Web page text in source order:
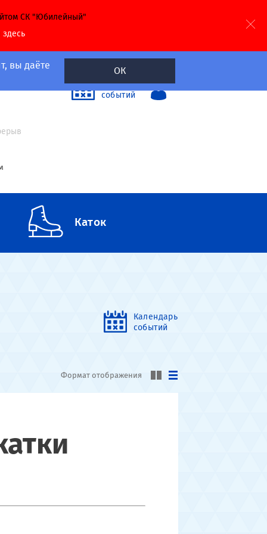
вы даёте ОК
СК "Юбилейный"
здесь
Календарь
событий
Каток
Календарь
событий
Формат отображения